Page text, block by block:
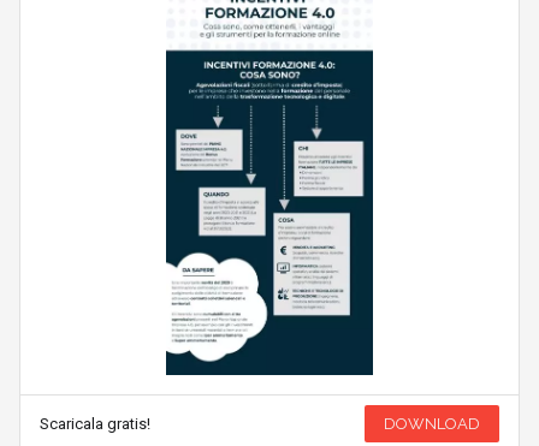
Scaricala gratis! DOWNLOAD